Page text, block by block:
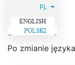
Po zmianie